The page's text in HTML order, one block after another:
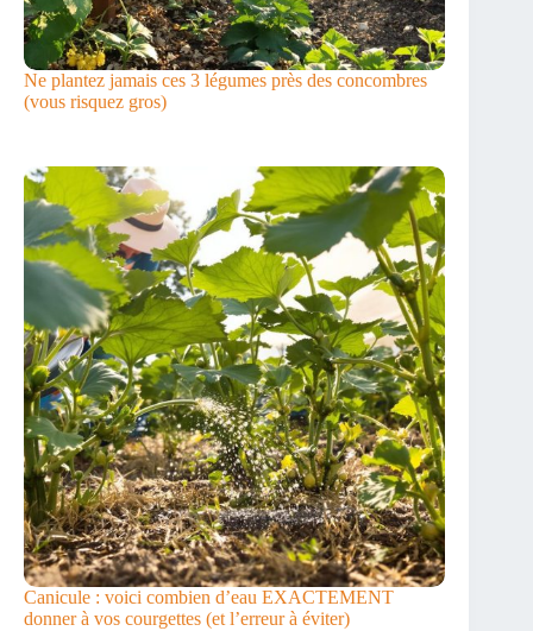
Ne plantez jamais ces 3 légumes près des concombres
(vous risquez gros)
Canicule : voici combien d’eau EXACTEMENT
donner à vos courgettes (et l’erreur à éviter)